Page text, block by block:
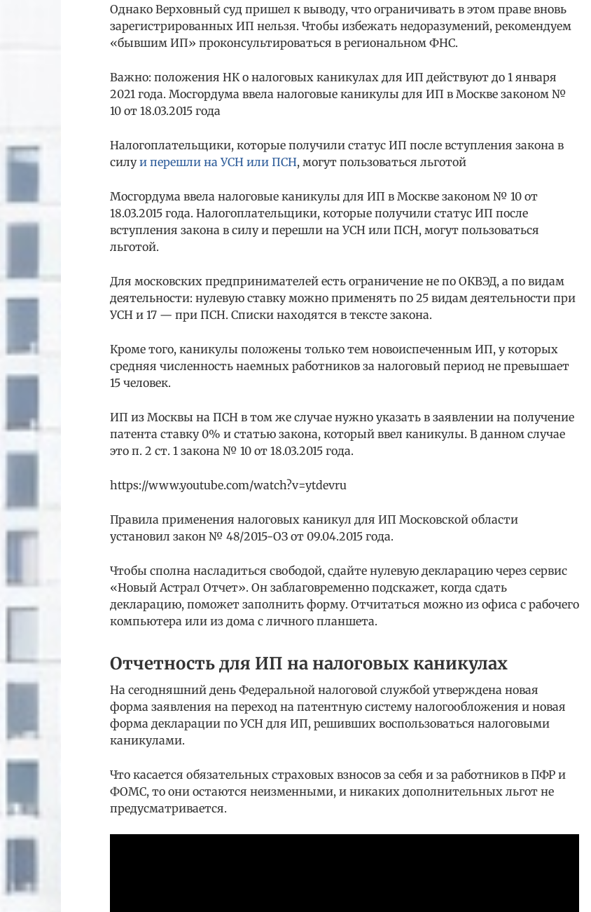
Однако Верховный суд пришел к выводу, что ограничивать в этом праве вновь
зарегистрированных ИП нельзя. Чтобы избежать недоразумений, рекомендуем
«бывшим ИП» проконсультироваться в региональном ФНС.
Важно: положения НК о налоговых каникулах для ИП действуют до 1 января
2021 года. Мосгордума ввела налоговые каникулы для ИП в Москве законом №
10 от 18.03.2015 года
Налогоплательщики, которые получили статус ИП после вступления закона в
силуи перешли на УСН или ПСН, могут пользоваться льготой
Мосгордума ввела налоговые каникулы для ИП в Москве законом № 10 от
18.03.2015 года. Налогоплательщики, которые получили статус ИП после
вступления закона в силу и перешли на УСН или ПСН, могут пользоваться
льготой.
Для московских предпринимателей есть ограничение не по ОКВЭД, а по видам
деятельности: нулевую ставку можно применять по 25 видам деятельности при
УСН и 17 — при ПСН. Списки находятся в тексте закона.
Кроме того, каникулы положены только тем новоиспеченным ИП, у которых
средняя численность наемных работников за налоговый период не превышает
15 человек.
ИП из Москвы на ПСН в том же случае нужно указать в заявлении на получение
патента ставку 0% и статью закона, который ввел каникулы. В данном случае
это п. 2 ст. 1 закона № 10 от 18.03.2015 года.
https://www.youtube.com/watch?v=ytdevru
Правила применения налоговых каникул для ИП Московской области
установил закон № 48/2015-ОЗ от 09.04.2015 года.
Чтобы сполна насладиться свободой, сдайте нулевую декларацию через сервис
«Новый Астрал Отчет». Он заблаговременно подскажет, когда сдать
декларацию, поможет заполнить форму. Отчитаться можно из офиса с рабочего
компьютера или из дома с личного планшета.
Отчетность для ИП на налоговых каникулах
На сегодняшний день Федеральной налоговой службой утверждена новая
форма заявления на переход на патентную систему налогообложения и новая
форма декларации по УСН для ИП, решивших воспользоваться налоговыми
каникулами.
Что касается обязательных страховых взносов за себя и за работников в ПФР и
ФОМС, то они остаются неизменными, и никаких дополнительных льгот не
предусматривается.